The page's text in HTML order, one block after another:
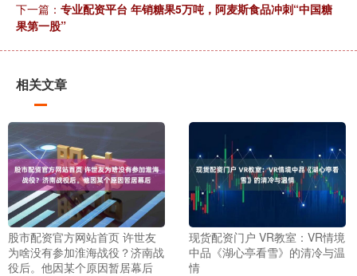
下一篇： 专业配资平台 年销糖果5万吨，阿麦斯食品冲刺“中国糖
果第一股”
相关文章
股市配资官方网站首页 许世友
为啥没有参加淮海战役？济南战
役后。他因某个原因暂居幕后
现货配资门户 VR教室：VR情境
中品《湖心亭看雪》的清冷与温
情